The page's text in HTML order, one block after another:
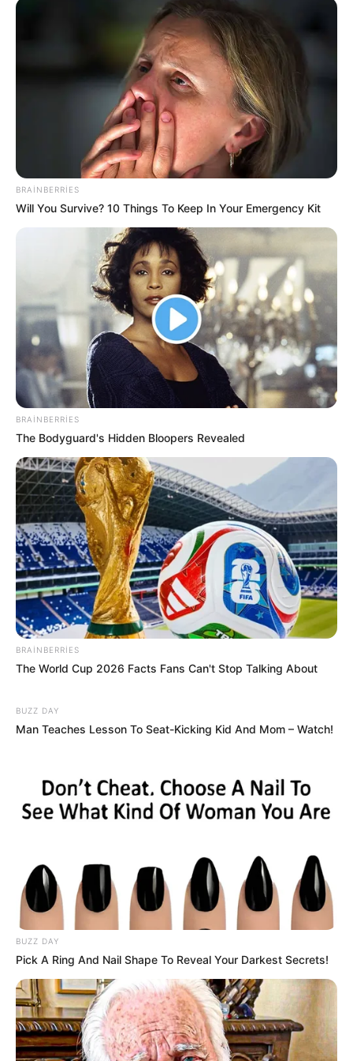
12:43 / 25 İyun 2026 ŞOU-BİZNES
Əməkdar artist XƏSTƏXANAYA
yerləşdirildi
590 0 0
00:12 / 23 İyun 2026 ŞOU-BİZNES
Xəyalənin 14 yaşlı qızı -(Foto)
"Yeşilçam"ın əfsanəvi aktrisası yenidən
GÜNDƏM oldu
BRAINBERRIES
Will You Survive? 10 Things To Keep In Your Emergency Kit
BRAINBERRIES
The Bodyguard's Hidden Bloopers Revealed
BRAINBERRIES
The World Cup 2026 Facts Fans Can't Stop Talking About
BUZZ DAY
Man Teaches Lesson To Seat-Kicking Kid And Mom – Watch!
BUZZ DAY
Pick A Ring And Nail Shape To Reveal Your Darkest Secrets!